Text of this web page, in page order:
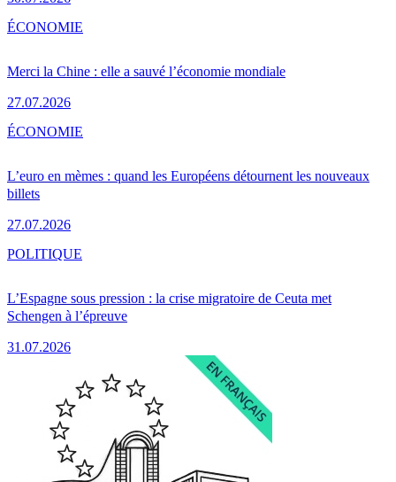
Merci la Chine : elle a sauvé l’économie mondiale
27.07.2026
ÉCONOMIE
L’euro en mèmes : quand les Européens détournent les nouveaux
billets
27.07.2026
ÉCONOMIE
L’Espagne sous pression : la crise migratoire de Ceuta met
Schengen à l’épreuve
31.07.2026
POLITIQUE